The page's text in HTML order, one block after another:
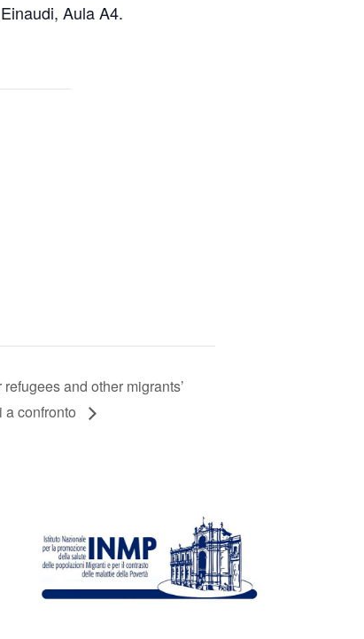
Aula A4.
and other migrants’
a confronto